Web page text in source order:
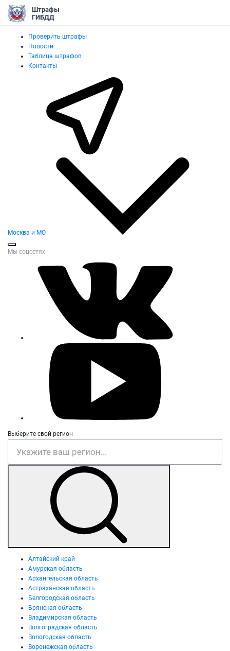
Штрафы
ГИБДД
Проверить штрафы
Новости
Таблица штрафов
Контакты
Москва и МО
Мы соцсетях
Выберите свой регион
Алтайский край
Амурская область
Архангельская область
Астраханская область
Белгородская область
Брянская область
Владимирская область
Волгоградская область
Вологодская область
Воронежская область